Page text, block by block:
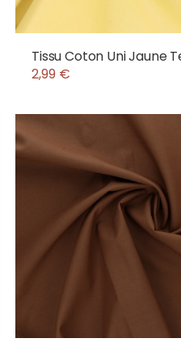
Tissu Coton Uni Jaune
2,99 €